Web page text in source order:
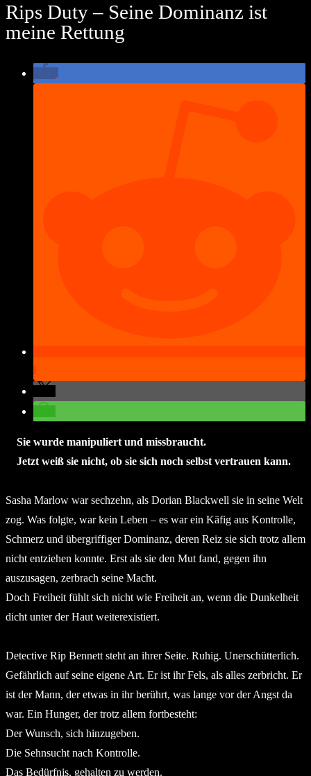
Rips Duty – Seine Dominanz ist
meine Rettung
Sie wurde manipuliert und missbraucht.
Jetzt weiß sie nicht, ob sie sich noch selbst vertrauen kann.
Sasha Marlow war sechzehn, als Dorian Blackwell sie in seine Welt
zog. Was folgte, war kein Leben – es war ein Käfig aus Kontrolle,
Schmerz und übergriffiger Dominanz, deren Reiz sie sich trotz allem
nicht entziehen konnte. Erst als sie den Mut fand, gegen ihn
auszusagen, zerbrach seine Macht.
Doch Freiheit fühlt sich nicht wie Freiheit an, wenn die Dunkelheit
dicht unter der Haut weiterexistiert.
Detective Rip Bennett steht an ihrer Seite. Ruhig. Unerschütterlich.
Gefährlich auf seine eigene Art. Er ist ihr Fels, als alles zerbricht. Er
ist der Mann, der etwas in ihr berührt, was lange vor der Angst da
war. Ein Hunger, der trotz allem fortbesteht:
Der Wunsch, sich hinzugeben.
Die Sehnsucht nach Kontrolle.
Das Bedürfnis, gehalten zu werden.